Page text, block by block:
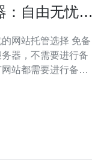
：自由无忧的
站托管选择 免备
器，不需要进行备
站都需要进行备